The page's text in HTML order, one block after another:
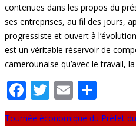
contenues dans les propos du
ses entreprises, au fil des jours,
progressiste et ouvert à
est un véritable réservoir de
camerounaise qu’avec le travail,
Facebook
Twitter
Email
Tournée économique du Préfet